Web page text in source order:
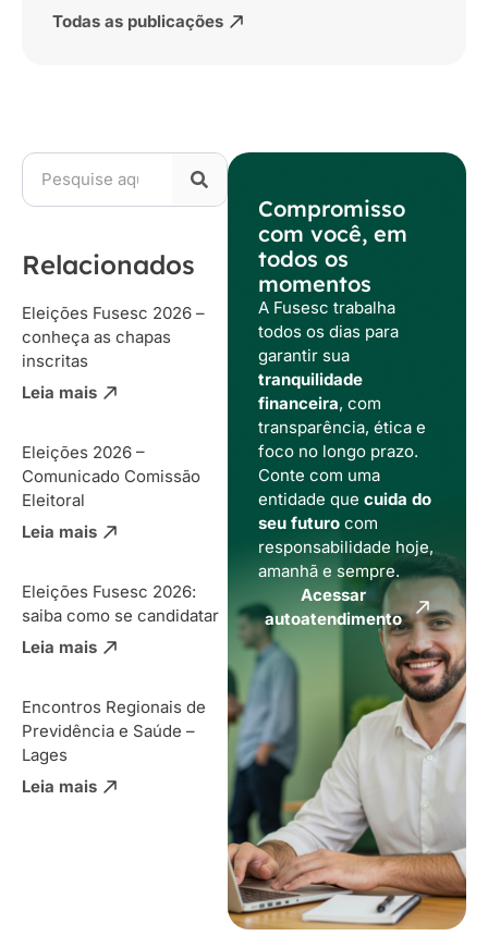
Todas as publicações
Relacionados
Eleições Fusesc 2026 –
conheça as chapas
inscritas
Leia mais
Eleições 2026 –
Comunicado Comissão
Eleitoral
Leia mais
Eleições Fusesc 2026:
saiba como se candidatar
Leia mais
Encontros Regionais de
Previdência e Saúde –
Lages
Leia mais
Compromisso
com você, em
todos os
momentos
A Fusesc trabalha
todos os dias para
garantir sua
tranquilidade
financeira, com
transparência, ética e
foco no longo prazo.
Conte com uma
entidade que cuida do
seu futurocom
responsabilidade hoje,
amanhã e sempre.
Acessar
autoatendimento